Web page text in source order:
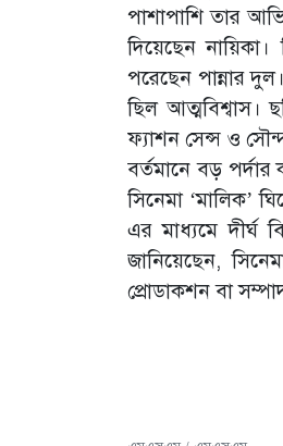
পাশাপাশি তার
দিয়েছেন
পরেছেন পান্নার
ছিল আত্মবিশ্বাস।
ফ্যাশন সেন্স ও
বর্তমানে বড়
সিনেমা ‘মালিক’
এর মাধ্যমে দীর্ঘ
জানিয়েছেন,
প্রোডাকশন বা